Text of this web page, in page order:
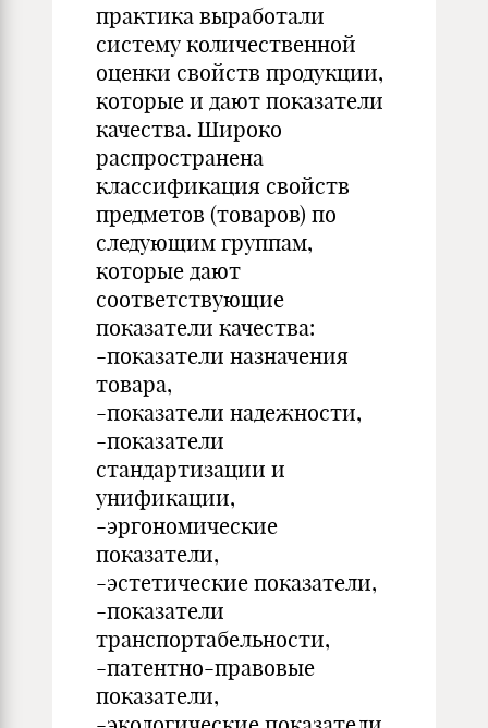
практика выработали
систему количественной
оценки свойств продукции,
которые и дают показатели
качества. Широко
распространена
классификация свойств
предметов (товаров) по
следующим группам,
которые дают
соответствующие
показатели качества:
-показатели назначения
товара,
-показатели надежности,
-показатели
стандартизации и
унификации,
-эргономические
показатели,
-эстетические показатели,
-показатели
транспортабельности,
-патентно-правовые
показатели,